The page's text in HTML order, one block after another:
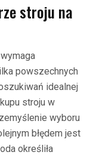
stroju na
powszechnych
idealnej
stroju w
wyboru
błędem jest
określiła